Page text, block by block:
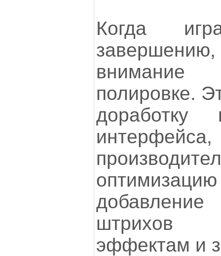
Когда
полировке.
доработку
штрихов
эффектам и